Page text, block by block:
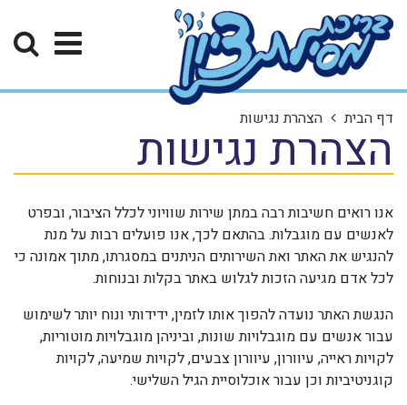
דף הבית הצהרת נגישות
הצהרת נגישות
אנו רואים חשיבות רבה במתן שירות שוויוני לכלל הציבור, ובפרט
לאנשים עם מוגבלות. בהתאם לכך, אנו פועלים רבות על מנת
להנגיש את האתר ואת השירותים הניתנים במסגרתו, מתוך אמונה כי
לכל אדם מגיעה הזכות לגלוש באתר בקלות ובנוחות.
הנגשת האתר נועדה להפוך אותו לזמין, ידידותי ונוח יותר לשימוש
עבור אנשים עם מוגבלויות שונות, וביניהן מוגבלויות מוטוריות,
לקויות ראייה, עיוורון, עיוורון צבעים, לקויות שמיעה, לקויות
קוגניטיביות וכן עבור אוכלוסיית הגיל השלישי.